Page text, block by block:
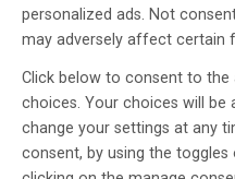
personalized ads. Not
may adversely affect certain
Click below to consent to the
choices. Your choices will be
change your settings at any
consent, by using the
Redaktionen